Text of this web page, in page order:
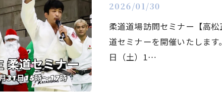
2026/01/30
柔道道場訪問セミナー【高
道セミナーを開催いたしま
日（土）1…